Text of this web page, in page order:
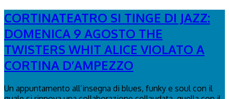
CORTINATEATRO SI TINGE DI JAZZ:
DOMENICA 9 AGOSTO THE
TWISTERS WHIT ALICE VIOLATO A
CORTINA D’AMPEZZO
Un appuntamento all’insegna di blues, funky e soul con il